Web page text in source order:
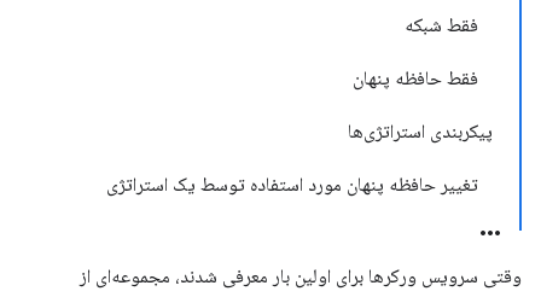
فقط شبکه
فقط حافظه پنهان
پیکربندی استراتژی‌ها
تغییر حافظه پنهان مورد استفاده توسط یک استراتژی
وقتی سرویس ورکرها برای اولین بار معرفی شدند، مجموعه‌ای از